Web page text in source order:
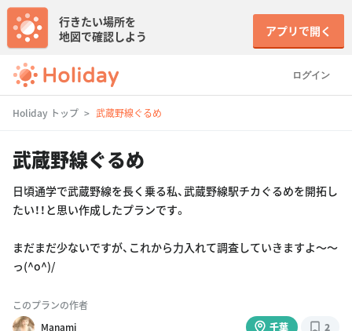
ログイン
行きたい場所を
地図で確認しよう
アプリで開く
Holiday トップ 武蔵野線ぐるめ
武蔵野線ぐるめ
日頃通学で武蔵野線を長く乗る私、武蔵野線駅チカぐるめを開拓し
たい！！と思い作成したプランです。
まだまだ少ないですが、これから力入れて調査していきますよ〜〜
っ(^o^)/
このプランの作者
Manami
千葉 2